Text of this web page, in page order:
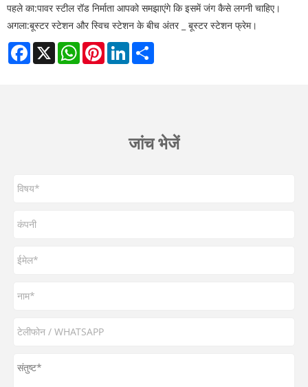
पहले का:पावर स्टील रॉड निर्माता आपको समझाएंगे कि इसमें जंग कैसे लगनी चाहिए।
अगला:बूस्टर स्टेशन और स्विच स्टेशन के बीच अंतर _ बूस्टर स्टेशन फ्रेम।
Facebook
X WhatsAppPinterestLinkedIn
जांच भेजें